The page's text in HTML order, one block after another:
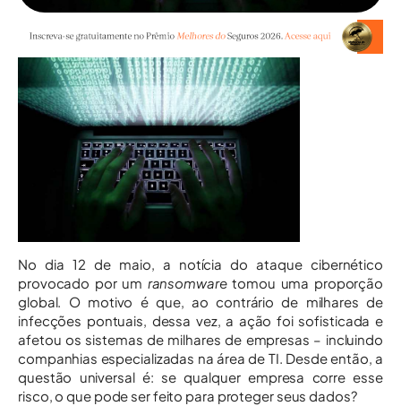
No dia 12 de maio, a notícia do ataque cibernético
provocado por um ransomwaretomou uma proporção
global. O motivo é que, ao contrário de milhares de
infecções pontuais, dessa vez, a ação foi sofisticada e
afetou os sistemas de milhares de empresas – incluindo
companhias especializadas na área de TI. Desde então, a
questão universal é: se qualquer empresa corre esse
risco, o que pode ser feito para proteger seus dados?